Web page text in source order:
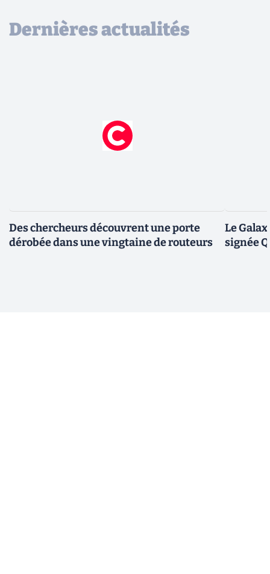
Dernières actualités
Des chercheurs découvrent une porte
dérobée dans une vingtaine de routeurs
Le
signée